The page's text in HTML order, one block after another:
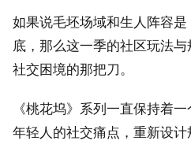
如果说毛坯场域和生人阵容
底，那么这一季的社区玩法
社交困境的那把刀。
《桃花坞》系列一直保持着
年轻人的社交痛点，重新设计